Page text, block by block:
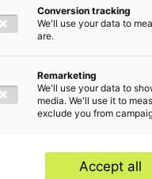
kiezen voor
Conversion tracking
We'll use your data to
are.
Remarketing
We'll use your data to
media. We'll use it to
exclude you from
Accept all